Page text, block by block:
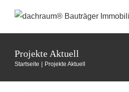
Inhalt
springen
Projekte Aktuell
Startseite Projekte Aktuell